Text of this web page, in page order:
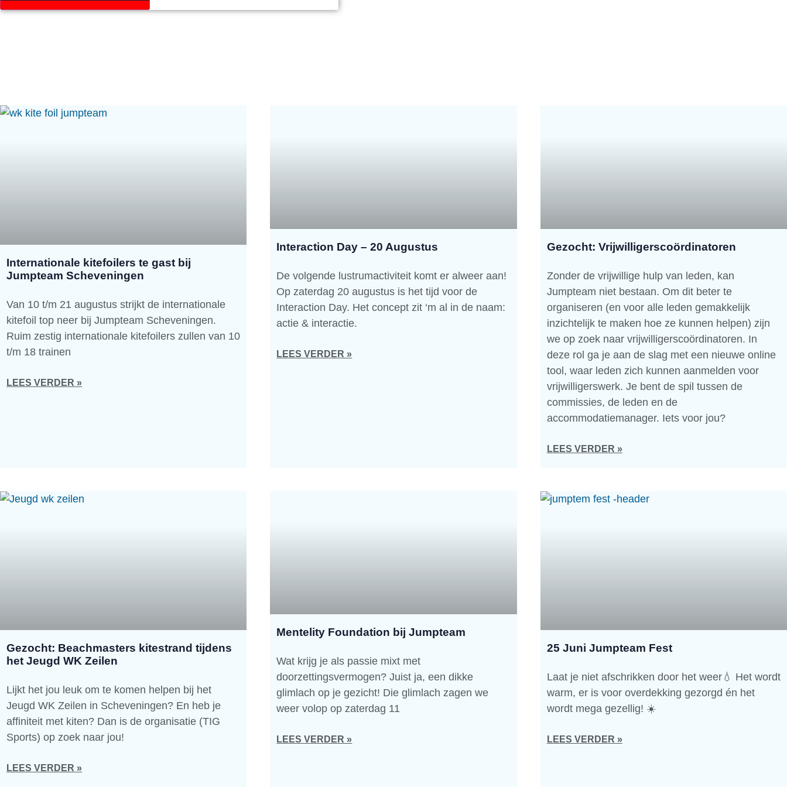
Internationale kitefoilers te gast bij
Jumpteam Scheveningen
Van 10 t/m 21 augustus strijkt de internationale
kitefoil top neer bij Jumpteam Scheveningen.
Ruim zestig internationale kitefoilers zullen van 10
t/m 18 trainen
LEES VERDER »
Interaction Day – 20 Augustus
De volgende lustrumactiviteit komt er alweer aan!
Op zaterdag 20 augustus is het tijd voor de
Interaction Day. Het concept zit ‘m al in de naam:
actie & interactie.
LEES VERDER »
Gezocht: Vrijwilligerscoördinatoren
Zonder de vrijwillige hulp van leden, kan
Jumpteam niet bestaan. Om dit beter te
organiseren (en voor alle leden gemakkelijk
inzichtelijk te maken hoe ze kunnen helpen) zijn
we op zoek naar vrijwilligerscoördinatoren. In
deze rol ga je aan de slag met een nieuwe online
tool, waar leden zich kunnen aanmelden voor
vrijwilligerswerk. Je bent de spil tussen de
commissies, de leden en de
accommodatiemanager. Iets voor jou?
LEES VERDER »
Gezocht: Beachmasters kitestrand tijdens
het Jeugd WK Zeilen
Lijkt het jou leuk om te komen helpen bij het
Jeugd WK Zeilen in Scheveningen? En heb je
affiniteit met kiten? Dan is de organisatie (TIG
Sports) op zoek naar jou!
LEES VERDER »
Mentelity Foundation bij Jumpteam
Wat krijg je als passie mixt met
doorzettingsvermogen? Juist ja, een dikke
glimlach op je gezicht! Die glimlach zagen we
weer volop op zaterdag 11
LEES VERDER »
25 Juni Jumpteam Fest
Laat je niet afschrikken door het weer💧 Het wordt
warm, er is voor overdekking gezorgd én het
wordt mega gezellig! ☀️
LEES VERDER »